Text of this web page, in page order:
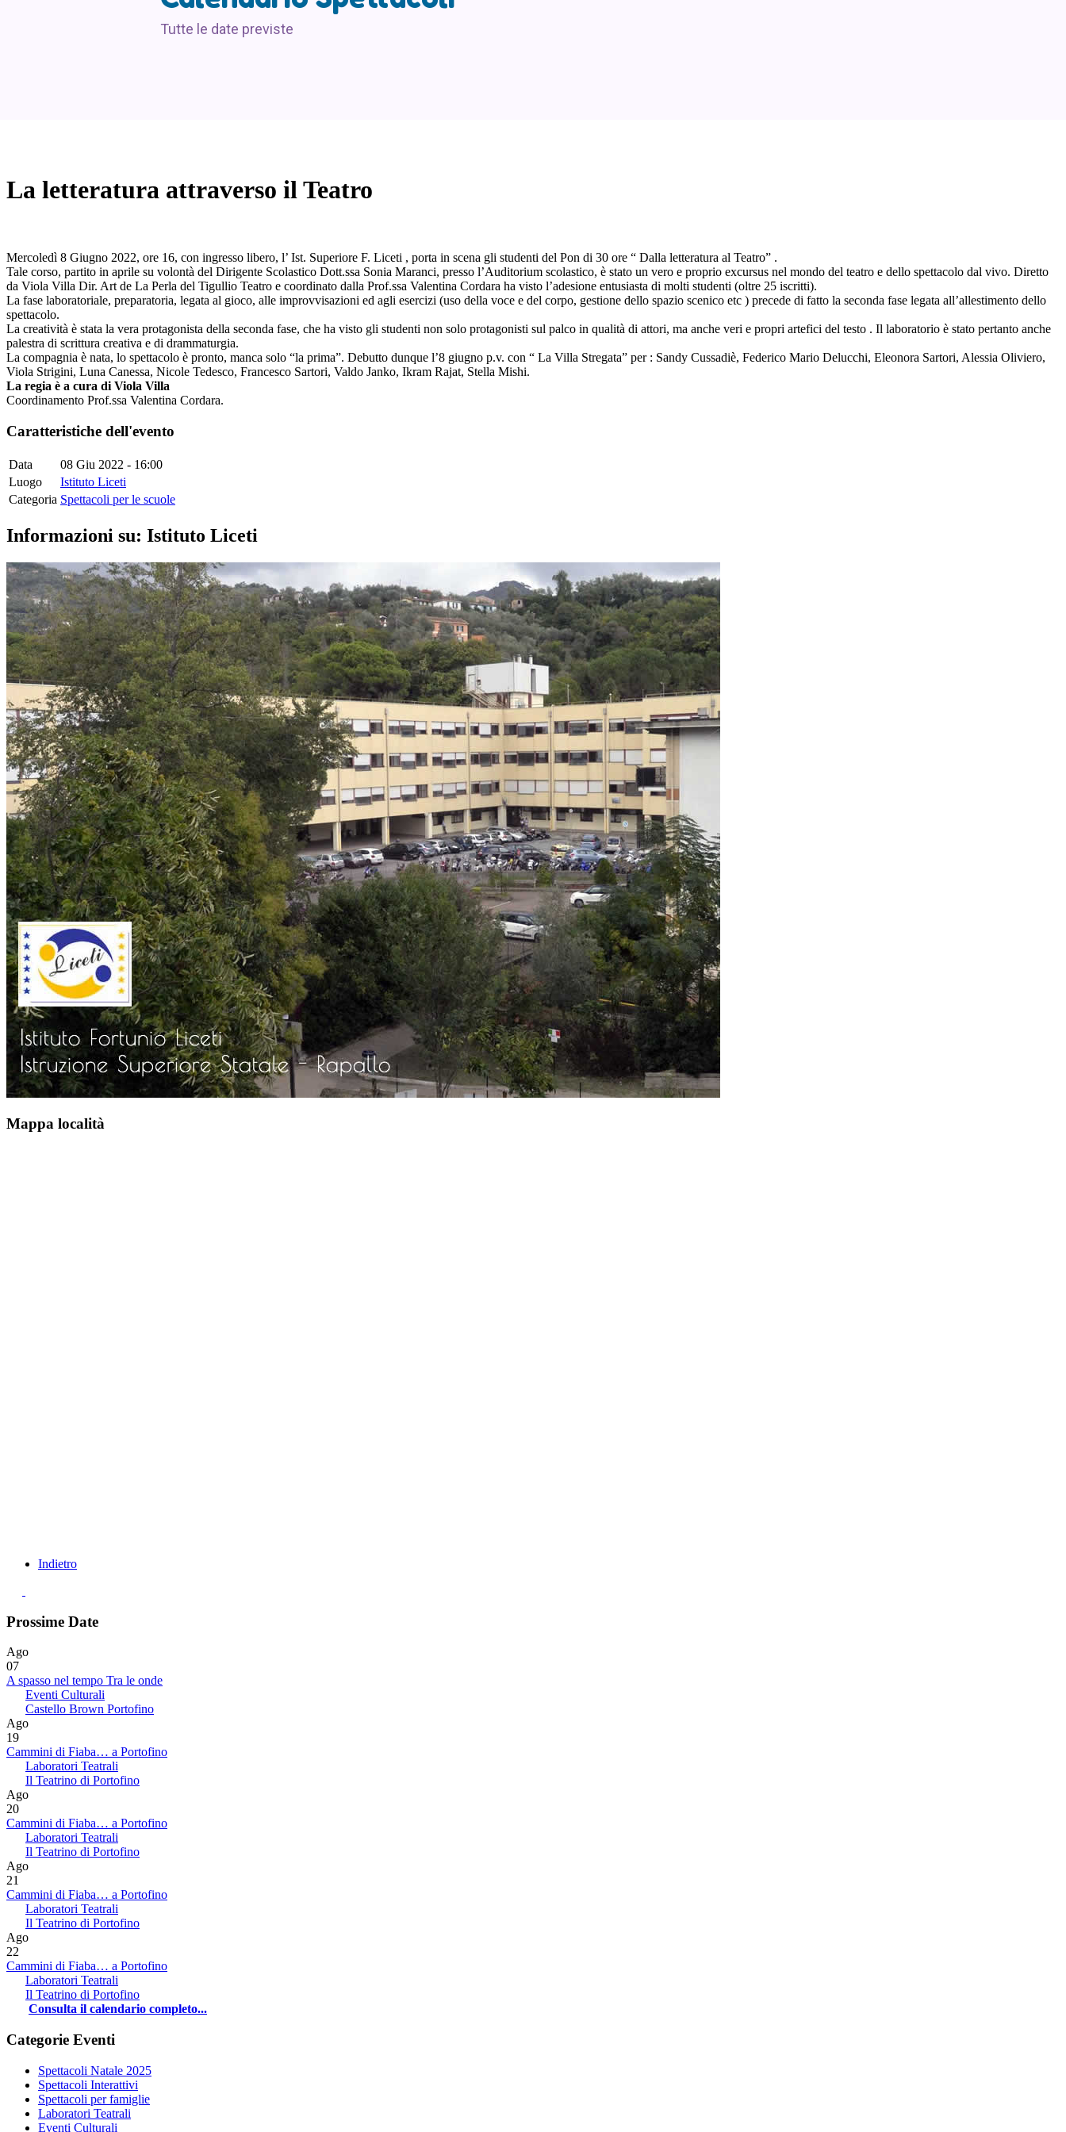
Tutte le date previste
La letteratura attraverso il Teatro
Mercoledì 8 Giugno 2022, ore 16, con ingresso libero, l’ Ist. Superiore F. Liceti , porta in scena gli studenti del Pon di 30 ore “ Dalla letteratura al Teatro” .
Tale corso, partito in aprile su volontà del Dirigente Scolastico Dott.ssa Sonia Maranci, presso l’Auditorium scolastico, è stato un vero e proprio excursus nel mondo del teatro e dello spettacolo dal vivo. Diretto
da Viola Villa Dir. Art de La Perla del Tigullio Teatro e coordinato dalla Prof.ssa Valentina Cordara ha visto l’adesione entusiasta di molti studenti (oltre 25 iscritti).
La fase laboratoriale, preparatoria, legata al gioco, alle improvvisazioni ed agli esercizi (uso della voce e del corpo, gestione dello spazio scenico etc ) precede di fatto la seconda fase legata all’allestimento dello
spettacolo.
La creatività è stata la vera protagonista della seconda fase, che ha visto gli studenti non solo protagonisti sul palco in qualità di attori, ma anche veri e propri artefici del testo . Il laboratorio è stato pertanto anche
palestra di scrittura creativa e di drammaturgia.
La compagnia è nata, lo spettacolo è pronto, manca solo “la prima”. Debutto dunque l’8 giugno p.v. con “ La Villa Stregata” per : Sandy Cussadiè, Federico Mario Delucchi, Eleonora Sartori, Alessia Oliviero,
Viola Strigini, Luna Canessa, Nicole Tedesco, Francesco Sartori, Valdo Janko, Ikram Rajat, Stella Mishi.
La regia è a cura di Viola Villa
Coordinamento Prof.ssa Valentina Cordara.
Caratteristiche dell'evento
Data
08 Giu 2022 - 16:00
Luogo
Istituto Liceti
Categoria Spettacoli per le scuole
Informazioni su: Istituto Liceti
Mappa località
Indietro
Prossime Date
Ago
07
A spasso nel tempo Tra le onde
Eventi Culturali
Castello Brown Portofino
Ago
19
Cammini di Fiaba… a Portofino
Laboratori Teatrali
Il Teatrino di Portofino
Ago
20
Cammini di Fiaba… a Portofino
Laboratori Teatrali
Il Teatrino di Portofino
Ago
21
Cammini di Fiaba… a Portofino
Laboratori Teatrali
Il Teatrino di Portofino
Ago
22
Cammini di Fiaba… a Portofino
Laboratori Teatrali
Il Teatrino di Portofino
Consulta il calendario completo...
Categorie Eventi
Spettacoli Natale 2025
Spettacoli Interattivi
Spettacoli per famiglie
Laboratori Teatrali
Eventi Culturali